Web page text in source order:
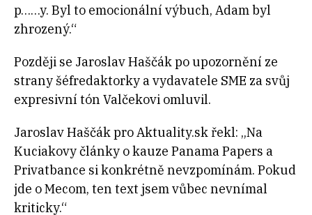
p……y. Byl to emocionální výbuch, Adam byl
zhrozený.“
Později se Jaroslav Haščák po upozornění ze
strany šéfredaktorky a vydavatele SME za svůj
expresivní tón Valčekovi omluvil.
Jaroslav Haščák pro Aktuality.sk řekl: „Na
Kuciakovy články o kauze Panama Papers a
Privatbance si konkrétně nevzpomínám. Pokud
jde o Mecom, ten text jsem vůbec nevnímal
kriticky.“